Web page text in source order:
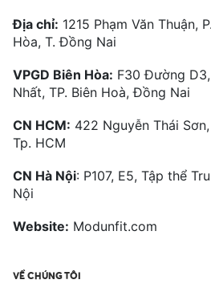
Địa chỉ: 1215 Phạm Văn Thuận,
Hòa, T. Đồng Nai
VPGD Biên Hòa: F30 Đường
Nhất, TP. Biên Hoà, Đồng Nai
CN HCM: 422 Nguyễn Thái
Tp. HCM
CN Hà Nội: P107, E5, Tập thể
Nội
Website: Modunfit.com
VỀ CHÚNG TÔI